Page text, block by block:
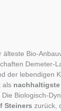
älteste Bio-
Demeter-
der lebendigen
als nachhaltigste
. Die Biologisch-
Steiners zurück,